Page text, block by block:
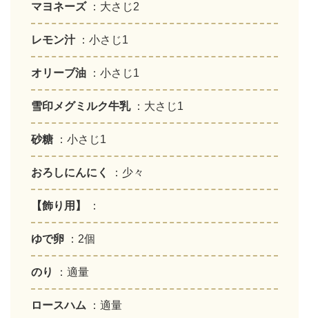
マヨネーズ ：大さじ2
レモン汁 ：小さじ1
オリーブ油 ：小さじ1
雪印メグミルク牛乳 ：大さじ1
砂糖 ：小さじ1
おろしにんにく ：少々
【飾り用】 ：
ゆで卵 ：2個
のり ：適量
ロースハム ：適量